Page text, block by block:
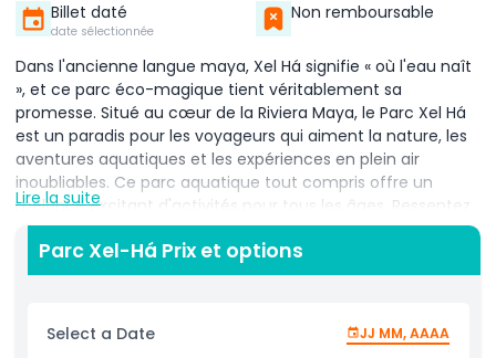
Billet daté
date sélectionnée
Non remboursable
Dans l'ancienne langue maya, Xel Há signifie « où l'eau naît
», et ce parc éco-magique tient véritablement sa
promesse. Situé au cœur de la Riviera Maya, le Parc Xel Há
est un paradis pour les voyageurs qui aiment la nature, les
aventures aquatiques et les expériences en plein air
inoubliables. Ce parc aquatique tout compris offre un
mélange excitant d'activités pour tous les âges. Ressentez
l'adrénaline des sauts de falaise, glissez sur des toboggans
amusants ou volez au-dessus de la jungle sur des
tyroliennes qui plongent dans l'eau. Explorez la rivière
des poissons colorés et une beauté naturelle vous
entourent. Vous préférez vous détendre ? Prenez un tube
Lire la suite
Parc Xel-Há Prix et options
Select a Date JJ MM, AAAA